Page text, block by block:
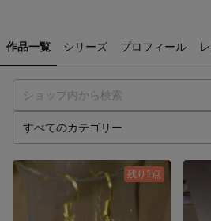
作品一覧 シリーズ プロフィール
残り1点